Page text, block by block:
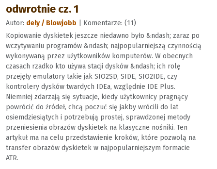
odwrotnie cz. 1
Autor: dely / Blowjobb | Komentarze: (11)
Kopiowanie dyskietek jeszcze niedawno było &ndash; zaraz po
wczytywaniu programów &ndash; najpopularniejszą czynnością
wykonywaną przez użytkowników komputerów. W obecnych
czasach rzadko kto używa stacji dysków &ndash; ich rolę
przejęły emulatory takie jak SIO2SD, SIDE, SIO2IDE, czy
kontrolery dysków twardych IDEa, względnie IDE Plus.
Niemniej zdarzają się sytuacje, kiedy użytkownicy pragnący
powrócić do źródeł, chcą poczuć się jakby wrócili do lat
osiemdziesiątych i potrzebują prostej, sprawdzonej metody
przeniesienia obrazów dyskietek na klasyczne nośniki. Ten
artykuł ma na celu przedstawienie kroków, które pozwolą na
transfer obrazów dyskietek w najpopularniejszym formacie
ATR.